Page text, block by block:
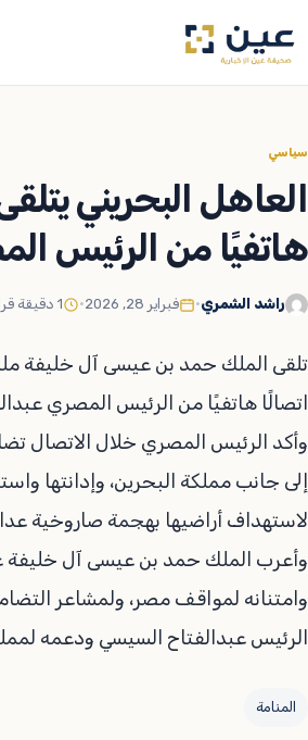
إلى
سياسي
العاهل البحريني
هاتفيًا من الرئيس
راشد الشمري• فبراير 28, 2026 • 1 دقيقة قراءة
تلقى الملك حمد بن عيسى آل خليفة
اتصالًا هاتفيًا من الرئيس المصري
وأكد الرئيس المصري خلال الاتصال
إلى جانب مملكة البحرين، وإدانتها
لاستهداف أراضيها بهجمة صاروخية
وأعرب الملك حمد بن عيسى آل خليفة
وامتنانه لمواقف مصر، ولمشاعر
الرئيس عبدالفتاح السيسي ودعمه
المنامة